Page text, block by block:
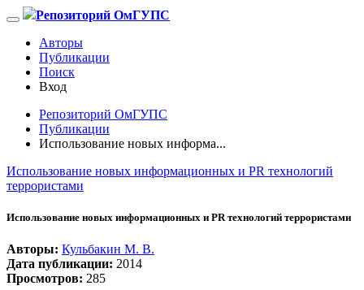
Репозиторий ОмГУПС
Авторы
Публикации
Поиск
Вход
Репозиторий ОмГУПС
Публикации
Использование новых информа...
Использование новых информационных и PR технологий
террористами
Использование новых информационных и PR технологий террористами
Авторы: Кульбакин М. В.
Дата публикации: 2014
Просмотров: 285